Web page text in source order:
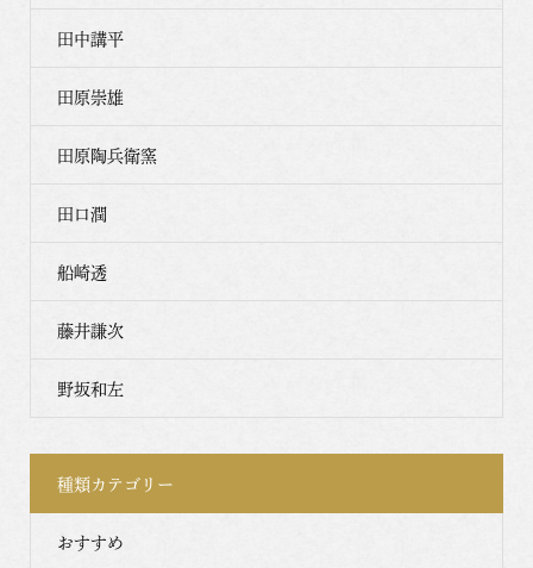
田中講平
田原崇雄
田原陶兵衛窯
田口潤
船崎透
藤井謙次
野坂和左
種類カテゴリー
おすすめ